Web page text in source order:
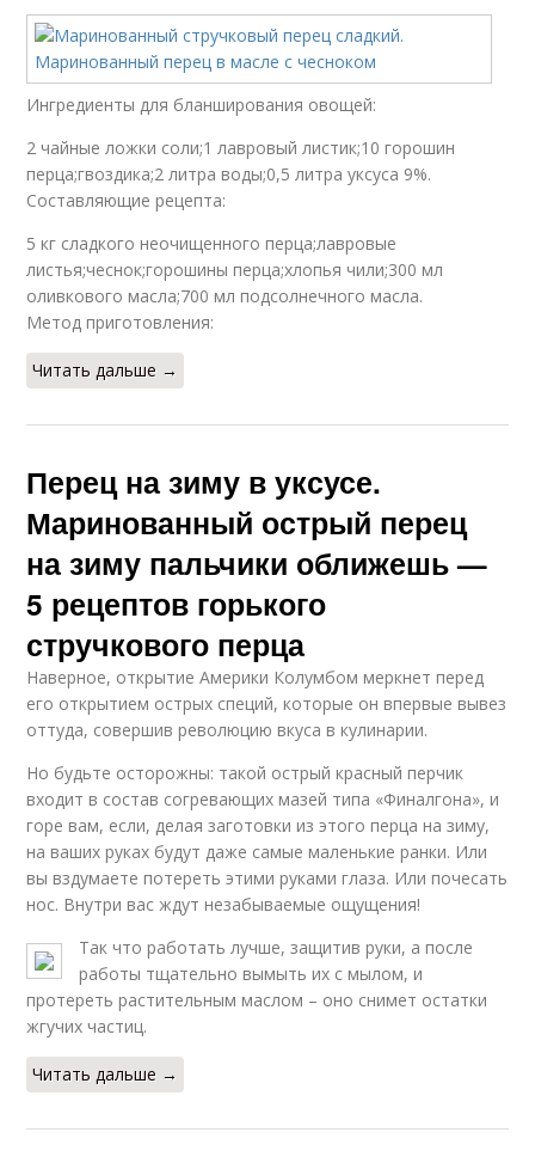
Ингредиенты для бланширования овощей:
2 чайные ложки соли;1 лавровый листик;10 горошин
перца;гвоздика;2 литра воды;0,5 литра уксуса 9%.
Составляющие рецепта:
5 кг сладкого неочищенного перца;лавровые
листья;чеснок;горошины перца;хлопья чили;300 мл
оливкового масла;700 мл подсолнечного масла.
Метод приготовления:
Читать дальше →
Перец на зиму в уксусе.
Маринованный острый перец
на зиму пальчики оближешь —
5 рецептов горького
стручкового перца
Наверное, открытие Америки Колумбом меркнет перед
его открытием острых специй, которые он впервые вывез
оттуда, совершив революцию вкуса в кулинарии.
Но будьте осторожны: такой острый красный перчик
входит в состав согревающих мазей типа «Финалгона», и
горе вам, если, делая заготовки из этого перца на зиму,
на ваших руках будут даже самые маленькие ранки. Или
вы вздумаете потереть этими руками глаза. Или почесать
нос. Внутри вас ждут незабываемые ощущения!
Так что работать лучше, защитив руки, а после
работы тщательно вымыть их с мылом, и
протереть растительным маслом – оно снимет остатки
жгучих частиц.
Читать дальше →